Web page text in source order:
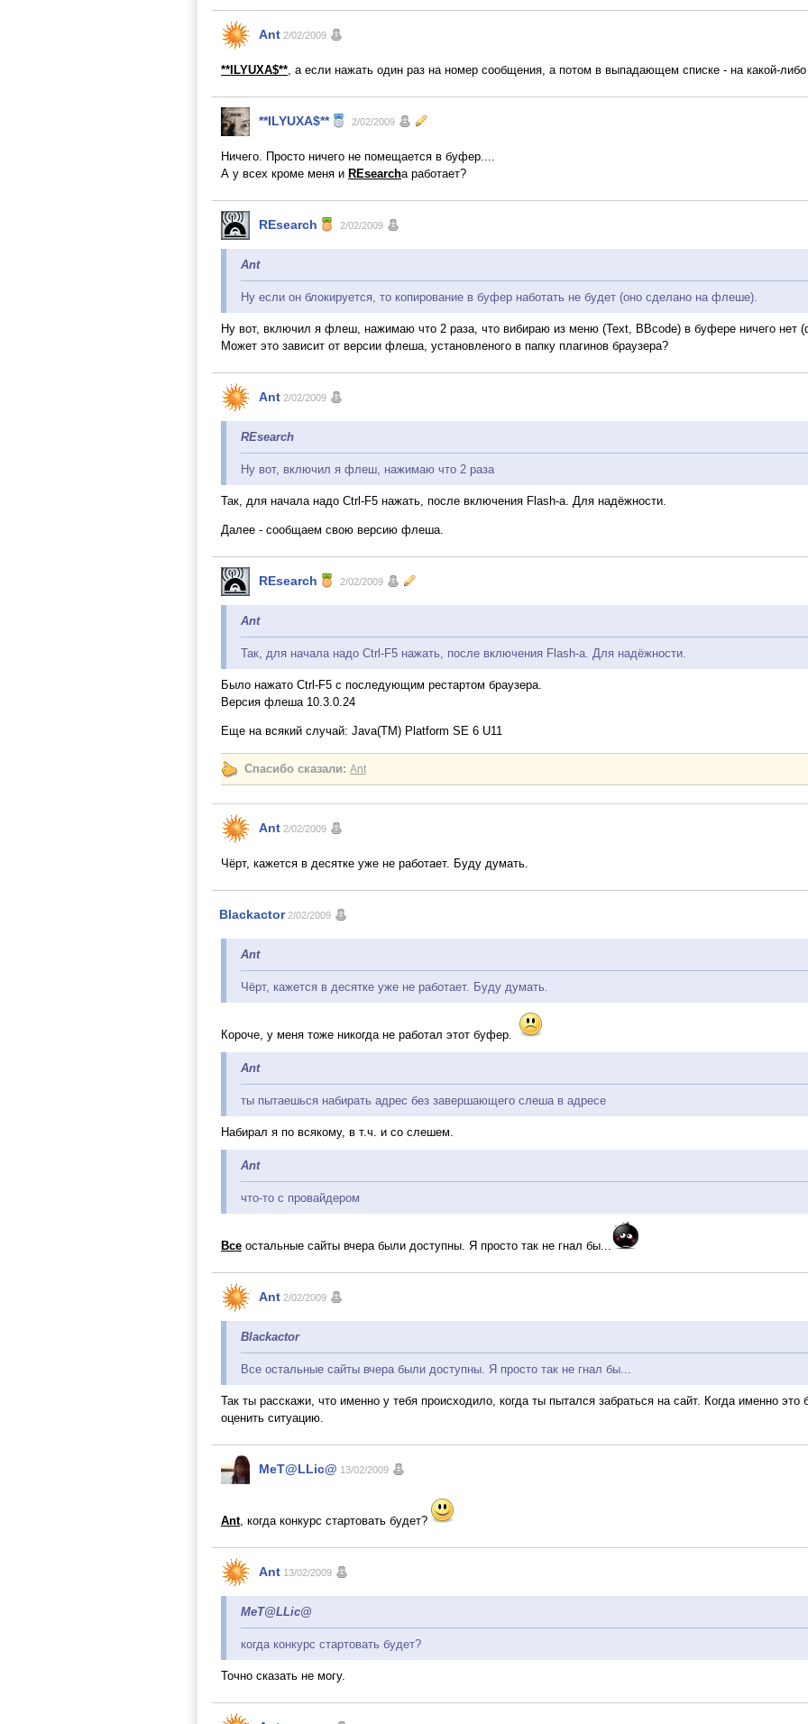
Ant 2/02/2009
**ILYUXA$**, а если нажать один раз на номер сообщения, а потом в выпадающем списке - на какой-либо
**ILYUXA$** 2/02/2009
Ничего. Просто ничего не помещается в буфер....
А у всех кроме меня и REsearchа работает?
REsearch 2/02/2009
Ant
Ну если он блокируется, то копирование в буфер наботать не будет (оно сделано на флеше).
Ну вот, включил я флеш, нажимаю что 2 раза, что вибираю из меню (Text, BBcode) в буфере ничего нет
Может это зависит от версии флеша, установленого в папку плагинов браузера?
Ant 2/02/2009
REsearch
Ну вот, включил я флеш, нажимаю что 2 раза
Так, для начала надо Ctrl-F5 нажать, после включения Flash-a. Для надёжности.
Далее - сообщаем свою версию флеша.
REsearch 2/02/2009
Ant
Так, для начала надо Ctrl-F5 нажать, после включения Flash-a. Для надёжности.
Было нажато Ctrl-F5 с последующим рестартом браузера.
Версия флеша 10.3.0.24
Еще на всякий случай: Java(TM) Platform SE 6 U11
Спасибо сказали: Ant
Ant 2/02/2009
Чёрт, кажется в десятке уже не работает. Буду думать.
Blackactor 2/02/2009
Ant
Чёрт, кажется в десятке уже не работает. Буду думать.
Короче, у меня тоже никогда не работал этот буфер.
Ant
ты пытаешься набирать адрес без завершающего слеша в адресе
Набирал я по всякому, в т.ч. и со слешем.
Ant
что-то с провайдером
Все остальные сайты вчера были доступны. Я просто так не гнал бы...
Ant 2/02/2009
Blackactor
Все остальные сайты вчера были доступны. Я просто так не гнал бы...
Так ты расскажи, что именно у тебя происходило, когда ты пытался забраться на сайт. Когда именно
оценить ситуацию.
MeT@LLic@ 13/02/2009
Ant, когда конкурс стартовать будет?
Ant 13/02/2009
MeT@LLic@
когда конкурс стартовать будет?
Точно сказать не могу.